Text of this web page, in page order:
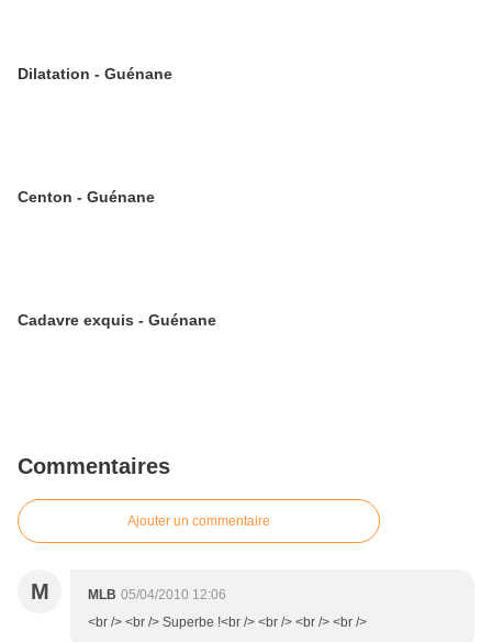
Dilatation - Guénane
Centon - Guénane
Cadavre exquis - Guénane
Commentaires
Ajouter un commentaire
M MLB 05/04/2010 12:06
<br /> <br /> Superbe !<br /> <br /> <br /> <br />